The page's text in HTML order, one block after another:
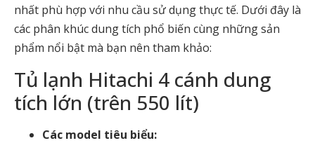
nhất phù hợp với nhu cầu sử dụng thực tế. Dưới đây là
các phân khúc dung tích phổ biến cùng những sản
phẩm nổi bật mà bạn nên tham khảo:
Tủ lạnh Hitachi 4 cánh dung
tích lớn (trên 550 lít)
Các model tiêu biểu: